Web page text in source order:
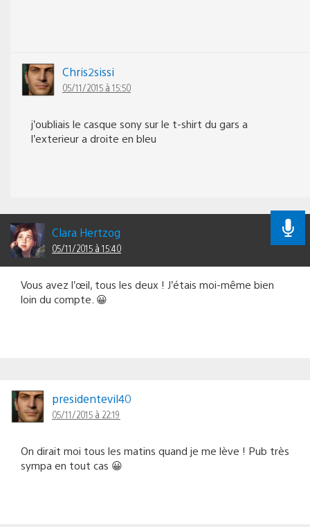
Chris2sissi
05/11/2015 à 15:50
j’oubliais le casque sony sur le t-shirt du gars a
l’exterieur a droite en bleu
Clara Hertzog
05/11/2015 à 15:40
Vous avez l’œil, tous les deux ! J’étais moi-même bien
loin du compte. 😀
presidentevil40
05/11/2015 à 22:19
On dirait moi tous les matins quand je me lève ! Pub très
sympa en tout cas 😀